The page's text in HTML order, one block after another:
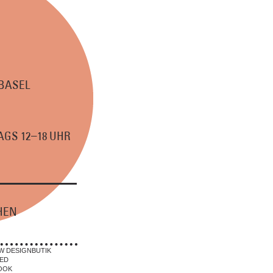
12–18 UHR
DESIGNBUTIK